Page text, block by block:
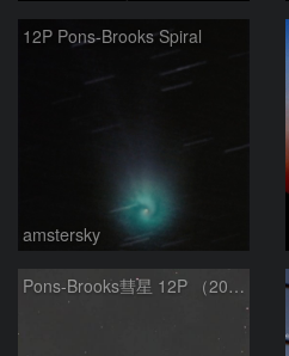
12P Pons-Brooks Spiral
amstersky
Pons-Brooks彗星 12P （2024/04/08） 米国テキサス州